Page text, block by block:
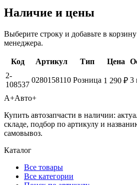
Наличие и цены
Выберите строку и добавьте в
менеджера.
Код Артикул Тип Цена
2-
108537
0280158110 Розница 1 290 ₽ 3
А+Авто+
Купить автозапчасти в наличии:
складе, подбор по артикулу и
самовывоз.
Каталог
Все товары
Все категории